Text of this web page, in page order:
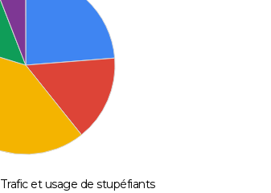
Trafic et usage de stupéfiants